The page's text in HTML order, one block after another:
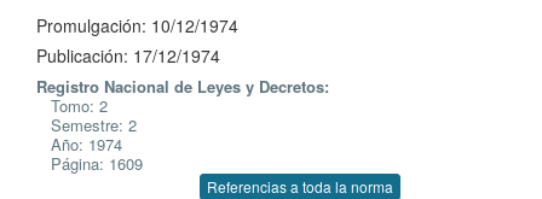
Promulgación: 10/12/1974
Publicación: 17/12/1974
Registro Nacional de Leyes y Decretos:
Tomo: 2
Semestre: 2
Año: 1974
Página: 1609
Referencias a toda la norma